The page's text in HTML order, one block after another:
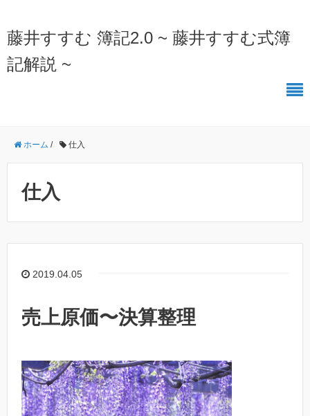
藤井すすむ 簿記2.0 ~ 藤井すすむ式簿
記解説 ~
ホーム / 仕入
仕入
2019.04.05
売上原価〜決算整理